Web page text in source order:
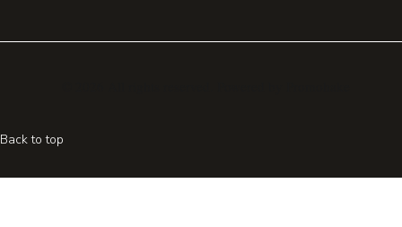
Back to top